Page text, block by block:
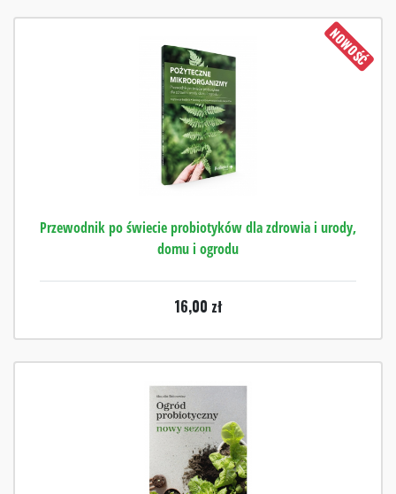
NOWOŚĆ
Przewodnik po świecie probiotyków dla zdrowia i urody,
domu i ogrodu
16,00 zł